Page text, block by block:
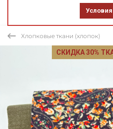
Хлопковые ткани (хлопок)
СКИДКА 30%